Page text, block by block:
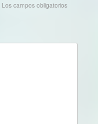
Los campos obligatorios